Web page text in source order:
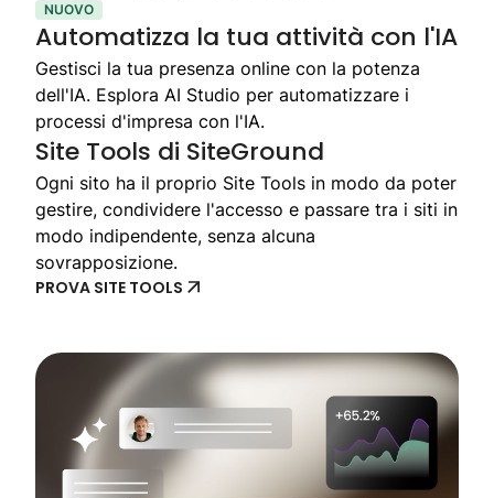
Automatizza la tua attività con l'IA
NUOVO
Gestisci la tua presenza online con la potenza
dell'IA. Esplora AI Studio per automatizzare i
processi d'impresa con l'IA.
Site Tools di SiteGround
Ogni sito ha il proprio Site Tools in modo da poter
gestire, condividere l'accesso e passare tra i siti in
modo indipendente, senza alcuna
sovrapposizione.
PROVA SITE TOOLS